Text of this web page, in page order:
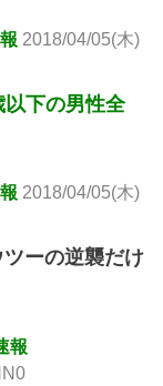
2018/04/05(木)
以下の男性全
2018/04/05(木)
ーの逆襲だけ
報